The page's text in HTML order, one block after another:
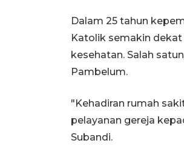
Dalam 25 tahun
Katolik semakin
kesehatan. Salah
Pambelum.
"Kehadiran rumah
pelayanan gereja
Subandi.